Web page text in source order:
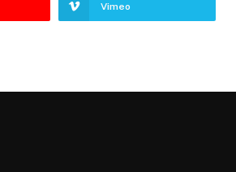
Vimeo